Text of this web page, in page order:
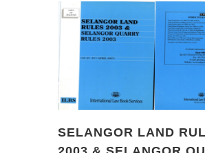
SELANGOR LAND